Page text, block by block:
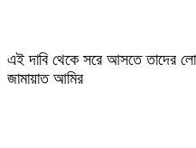
এই দাবি থেকে সরে আসতে তাদের
জামায়াত আমির